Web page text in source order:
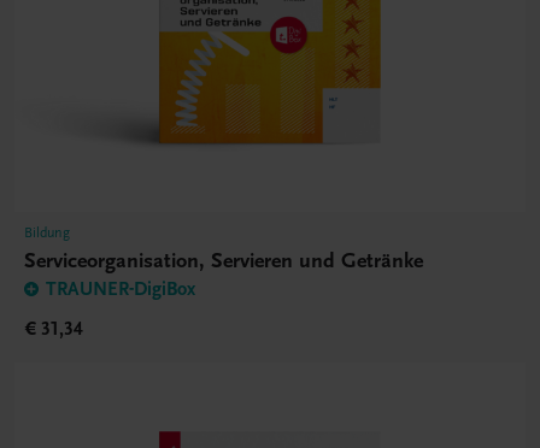
Bildung
Serviceorganisation, Servieren und Getränke
TRAUNER-DigiBox
€ 31,34